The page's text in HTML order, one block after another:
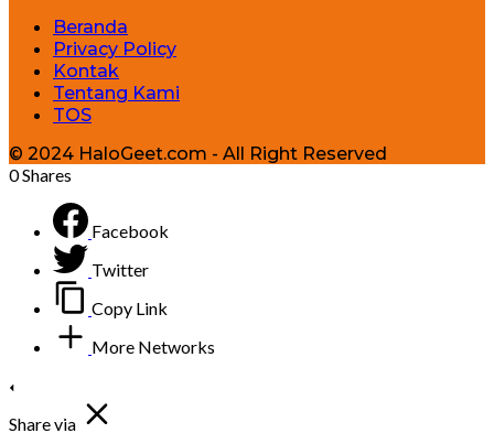
Beranda
Privacy Policy
Kontak
Tentang Kami
TOS
© 2024 HaloGeet.com - All Right Reserved
0Shares
Facebook
Twitter
Copy Link
More Networks
Share via